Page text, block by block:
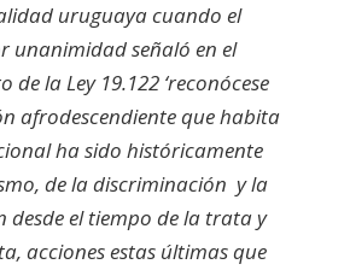
uruguaya cuando el
unanimidad señaló en el
la Ley 19.122 ‘reconócese
afrodescendiente que habita
ha sido históricamente
de la discriminación y la
desde el tiempo de la trata y
acciones estas últimas que